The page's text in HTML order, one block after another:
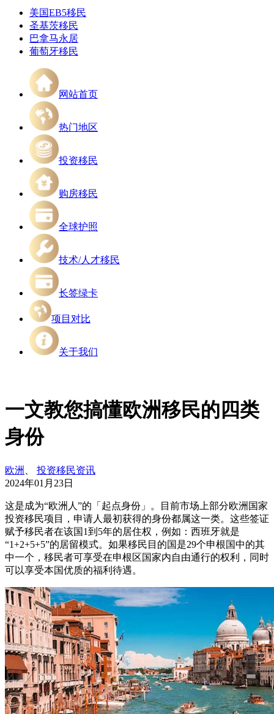
美国EB5移民
圣基茨移民
巴拿马永居
葡萄牙移民
网站首页
热门地区
投资移民
购房移民
全球护照
技术/人才移民
长签绿卡
项目对比
关于我们
一文教您搞懂欧洲移民的四类
身份
欧洲
投资移民资讯
2024年01月23日
这是成为“欧洲人”的「起点身份」。目前市场上部分欧洲国家
投资移民项目，申请人最初获得的身份都属这一类。这些签证
赋予移民者在该国1到5年的居住权，例如：西班牙就是
“1+2+5+5”的居留模式。如果移民目的国是29个申根国中的其
中一个，移民者可享受在申根区国家内自由通行的权利，同时
可以享受本国优质的福利待遇。